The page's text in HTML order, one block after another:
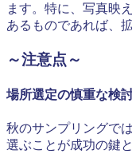
ます。特に、写真映
あるものであれば、
～注意点～
場所選定の慎重な検
秋のサンプリングで
選ぶことが成功の鍵